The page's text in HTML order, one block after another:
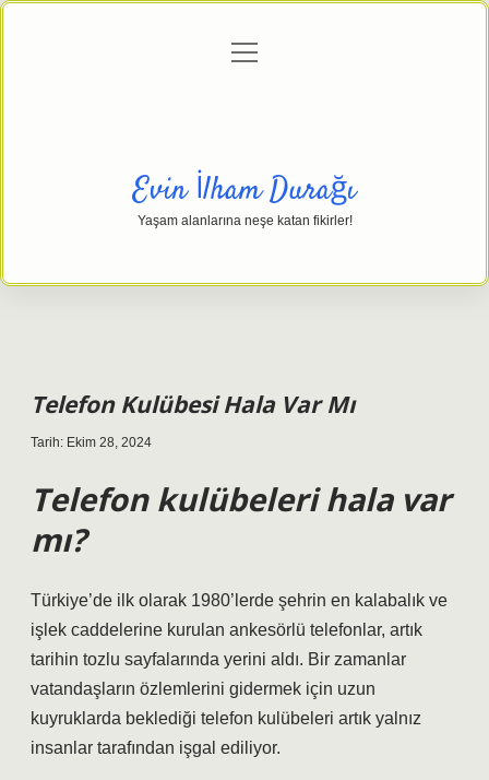
Gizlilik Politikası
menüyü
Evin İlham Durağı
Yaşam alanlarına neşe katan fikirler!
Telefon Kulübesi Hala Var Mı
Tarih: Ekim 28, 2024
Telefon kulübeleri hala var
mı?
Türkiye’de ilk olarak 1980’lerde şehrin en kalabalık ve
işlek caddelerine kurulan ankesörlü telefonlar, artık
tarihin tozlu sayfalarında yerini aldı. Bir zamanlar
vatandaşların özlemlerini gidermek için uzun
kuyruklarda beklediği telefon kulübeleri artık yalnız
insanlar tarafından işgal ediliyor.